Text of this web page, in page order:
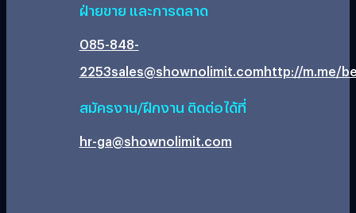
ฝ่ายขาย และการตลาด
085-848-
2253sales@shownolimit.comhttp://m.me/
สมัครงาน/ฝึกงาน ติดต่อได้ที่
hr-ga@shownolimit.com